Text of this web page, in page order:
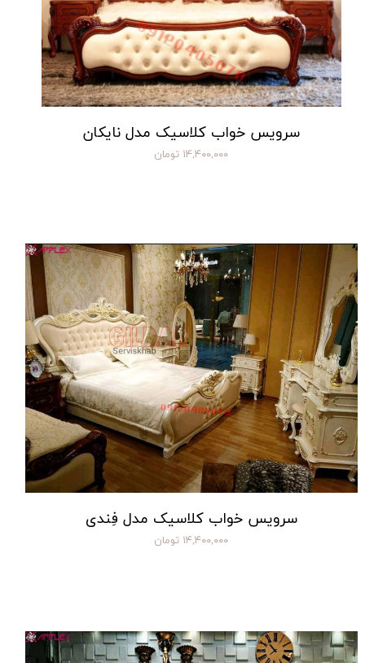
سرویس خواب کلاسیک مدل نایکان
۱۴,۴۰۰,۰۰۰ تومان
سرویس خواب کلاسیک مدل فِندی
۱۴,۴۰۰,۰۰۰ تومان